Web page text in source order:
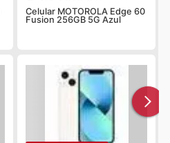
Celular MOTOROLA Edge 60
Fusion 256GB 5G Azul